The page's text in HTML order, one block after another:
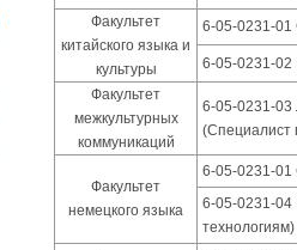
Факультет
китайского языка и
культуры
6-05-0231-01
6-05-0231-02
Факультет
межкультурных
коммуникаций
6-05-0231-03
(Специалист
Факультет
немецкого языка
6-05-0231-01
6-05-0231-04
технологиям)